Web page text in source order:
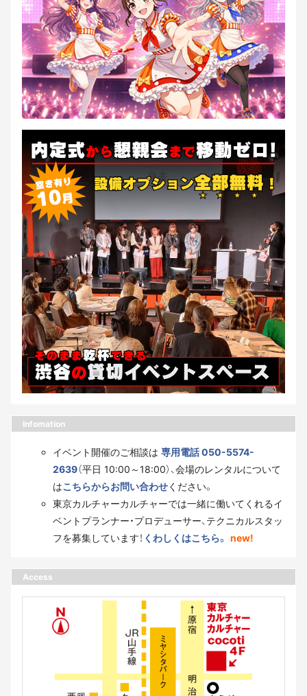
Infomation
イベント開催のご相談は 専用電話 050-5574-
2639（平日 10:00～18:00）、会場のレンタルについて
はこちらからお問い合わせください。
東京カルチャーカルチャーでは一緒に働いてくれるイ
ベントプランナー・プロデューサー、テクニカルスタッ
フを募集しています！ くわしくはこちら。 new!
Access